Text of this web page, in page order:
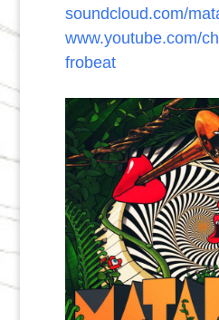
soundcloud.com/
www.youtube.com/
frobeat